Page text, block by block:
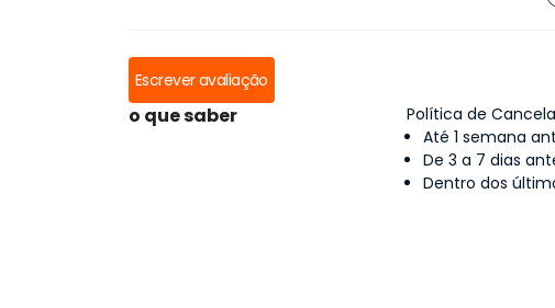
Escrever avaliação
o que saber
Política de
Até 1 semana
De 3 a 7 dias
Dentro dos